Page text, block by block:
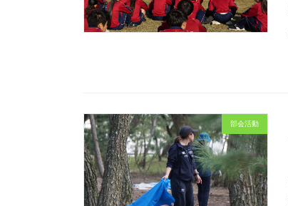
部会活動